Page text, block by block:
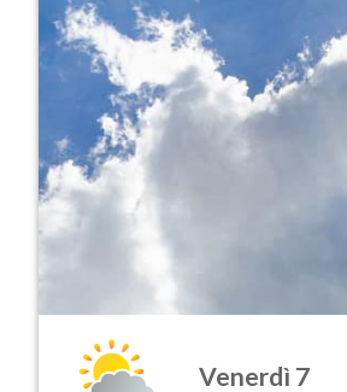
Venerdì 7